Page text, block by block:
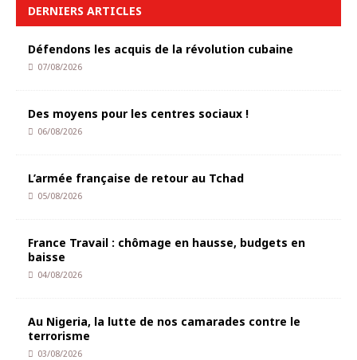
DERNIERS ARTICLES
Défendons les acquis de la révolution cubaine
07/08/2026
Des moyens pour les centres sociaux !
06/08/2026
L’armée française de retour au Tchad
05/08/2026
France Travail : chômage en hausse, budgets en
baisse
04/08/2026
Au Nigeria, la lutte de nos camarades contre le
terrorisme
03/08/2026